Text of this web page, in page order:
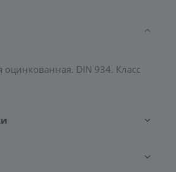
оцинкованная. DIN 934. Класс